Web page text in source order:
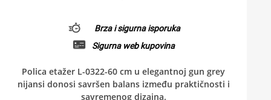
Brza i sigurna isporuka
Sigurna web kupovina
Polica etažer L-0322-60 cm u elegantnoj gun grey
nijansi donosi savršen balans između praktičnosti i
savremenog dizajna.